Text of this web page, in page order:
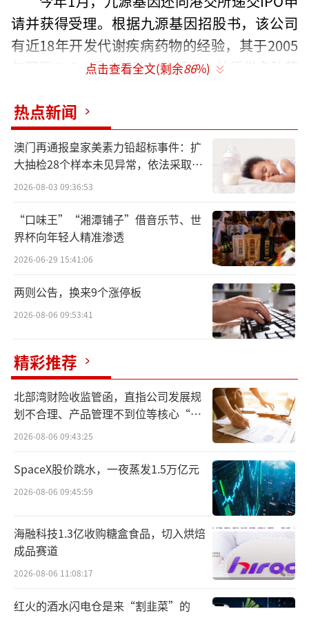
请并获得受理。根据九源基因招股书，该公司
有近18年开发代谢疾病药物的经验，其于2005
年开展GLP-1受体激动剂的研究，并凭借多肽药
本次申报上市的是司美格鲁肽生物注射液
023年完成临床3期研究。此外，九源基因还在
开发口服司美格鲁肽生物类似药用于治疗肥胖
症及超重，目前正处于临床前研究阶段。
司美格鲁肽是GLP-1药物中的明星产品，原
研厂家是诺和诺德，最早获批治疗糖尿病，此
后又获批用于减重，被部分人奉为“减肥神
药”。
受益于司美格鲁肽，诺和诺德的业绩也节
节攀升。数据显示，2023年诺和诺德司美格鲁
肽收入1458.11亿丹麦克朗，合计212亿美元，
其中减重版Wegovy暴涨407%达到46亿美元。
司美格鲁肽的亮眼表现，也引得各大药企
纷纷仿制。CDE官网显示，目前进入三期临床
点击查看全文(剩余86%)
热点新闻
澳门再通报皇家美素力铅超标事件：扩
大抽检28个样本未见异常，依法采取预
防性下架
2026-08-03 09:36:53
“口味王”“湘潭铺子”借音乐节、世
界杯向年轻人精准渗透
2026-06-29 15:41:06
两则公告，换来9个涨停板
2026-08-06 09:53:41
精彩推荐
北部湾财险收监管函，直指公司发展规
划不合理、产品管理不到位等核心“痛
点”
2026-08-06 09:43:25
SpaceX股价跳水，一夜蒸发1.5万亿元
2026-08-06 09:45:59
海融科技1.3亿收购糖盒食品，切入烘焙
成品赛道
2026-08-06 11:08:17
红火的酒水闪电仓是来“割韭菜”的